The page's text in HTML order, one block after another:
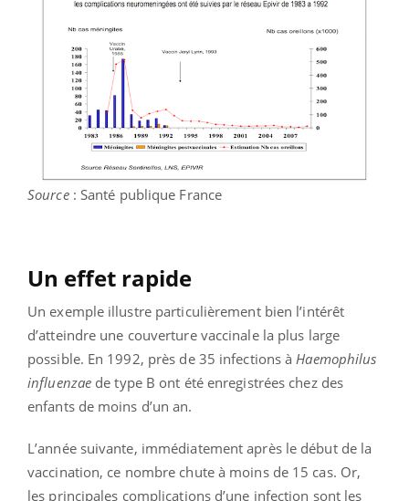
Source: Santé publique France
Un effet rapide
Un exemple illustre particulièrement bien l’intérêt
d’atteindre une couverture vaccinale la plus large
possible. En 1992, près de 35 infections à Haemophilus
influenzae de type B ont été enregistrées chez des
enfants de moins d’un an.
L’année suivante, immédiatement après le début de la
vaccination, ce nombre chute à moins de 15 cas. Or,
les principales complications d’une infection sont les